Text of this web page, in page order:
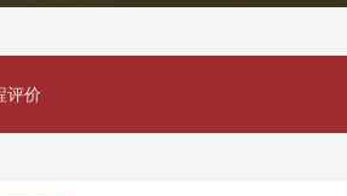
评价